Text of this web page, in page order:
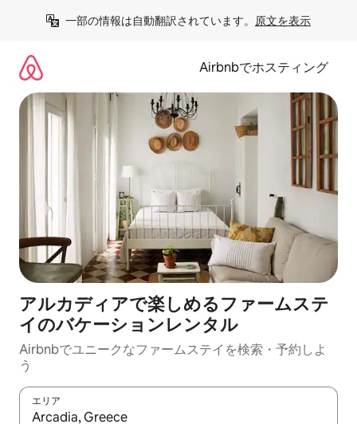
一部の情報は自動翻訳されています。 原文を表示
Airbnbでホスティング
アルカディアで楽しめるファームステ
イのバケーションレンタル
Airbnbでユニークなファームステイを検索・予約しよ
う
エリア
検索結果が表示されたら、上下の矢印キーを使って移動するか